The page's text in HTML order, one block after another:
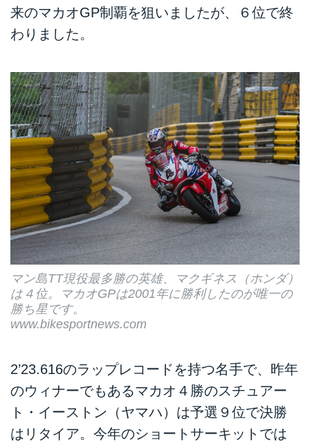
来のマカオGP制覇を狙いましたが、６位で終
わりました。
マン島TT現役最多勝の英雄、マクギネス（ホンダ）
は４位。マカオGPは2001年に勝利したのが唯一の
勝ち星です。
www.bikesportnews.com
2’23.616のラップレコードを持つ名手で、昨年
のウィナーでもあるマカオ４勝のスチュアー
ト・イーストン（ヤマハ）は予選９位で決勝
はリタイア。今年のショートサーキットでは